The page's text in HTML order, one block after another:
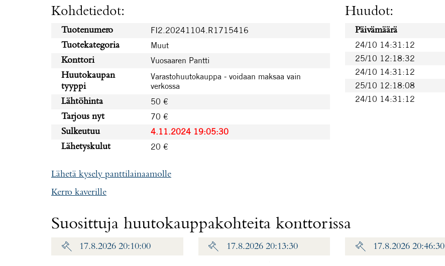
Kohdetiedot:
Tuotenumero FI2.20241104.R1715416
Tuotekategoria Muut
Konttori Vuosaaren Pantti
Huutokaupan
tyyppi
Varastohuutokauppa - voidaan maksaa vain
verkossa
Lähtöhinta 50 €
Tarjous nyt 70 €
Sulkeutuu 4.11.2024 19:05:30
Lähetyskulut 20 €
Lähetä kysely panttilainaamolle
Kerro kaverille
Huudot:
Päivämäärä
24/10 14:31:12
25/10 12:18:32
24/10 14:31:12
25/10 12:18:08
24/10 14:31:12
Suosittuja huutokauppakohteita konttorissa
17.8.2026 20:10:00 17.8.2026 20:13:30 17.8.2026 20:46:30